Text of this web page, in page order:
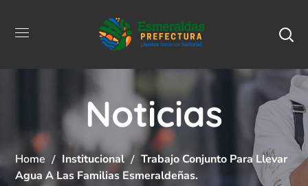
Noticias
Home Institucional
Trabajo Conjunto Para Llevar
Agua A Las Familias Esmeraldeñas.